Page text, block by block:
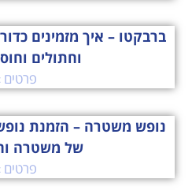
ברבקטו – איך מזמינים
וחתולים
פרטים
נופש משטרה – הזמנת
של משטרה
פרטים